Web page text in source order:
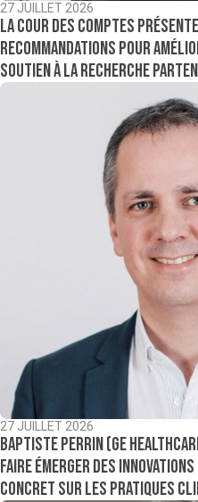
27 JUILLET 2026
La Cour des comptes
recommandations pour
soutien à la recherche
27 JUILLET 2026
Baptiste Perrin (GE
faire émerger des
concret sur les pratiques